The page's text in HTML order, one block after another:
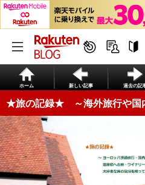
ホーム 新しい記事 過去の記
★旅の記録★ ～海外旅行や国